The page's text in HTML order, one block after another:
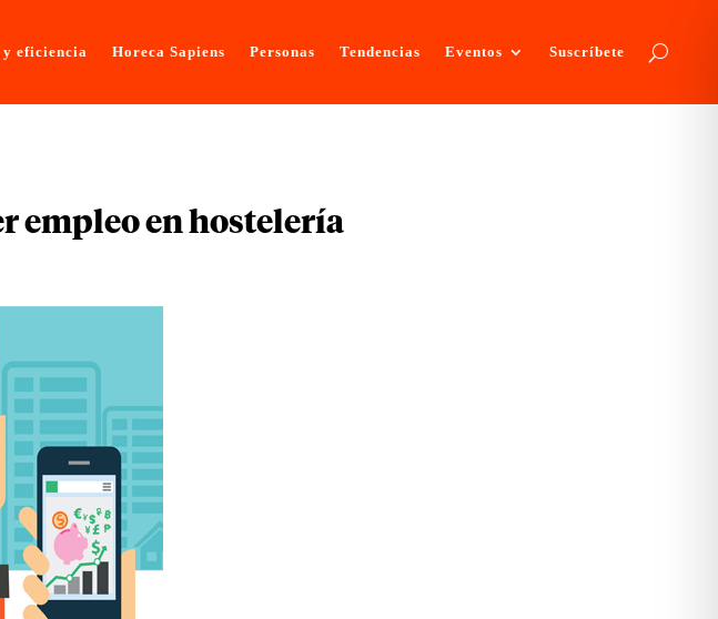
y eficiencia Horeca Sapiens Personas Tendencias Eventos Suscríbete
empleo en hostelería